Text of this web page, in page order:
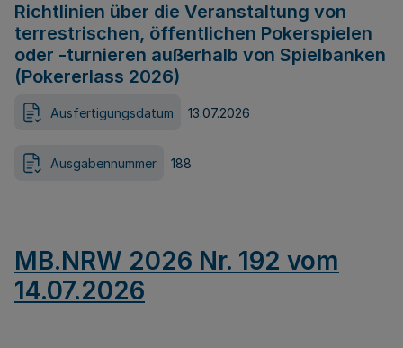
Richtlinien über die Veranstaltung von
terrestrischen, öffentlichen Pokerspielen
oder -turnieren außerhalb von Spielbanken
(Pokererlass 2026)
Ausfertigungsdatum 13.07.2026
Ausgabennummer 188
MB.NRW 2026 Nr. 192 vom
14.07.2026